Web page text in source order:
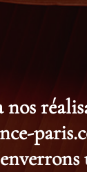
nos